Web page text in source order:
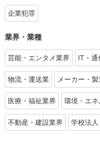
企業犯罪
業界・業種
芸能・エンタメ業界 IT・通
物流・運送業 メーカー・
医療・福祉業界 環境・エ
不動産・建設業界 学校法人